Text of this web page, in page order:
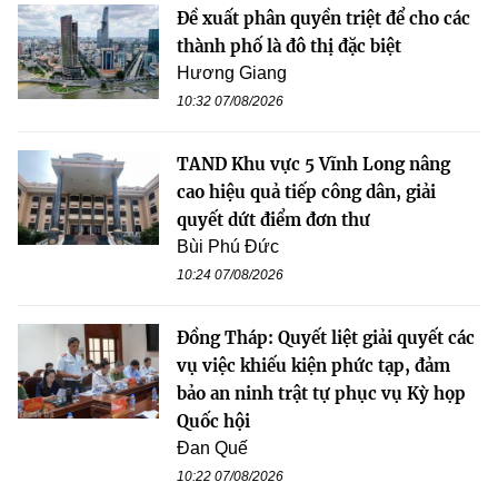
Đề xuất phân quyền triệt để cho các
thành phố là đô thị đặc biệt
Hương Giang
10:32 07/08/2026
TAND Khu vực 5 Vĩnh Long nâng
cao hiệu quả tiếp công dân, giải
quyết dứt điểm đơn thư
Bùi Phú Đức
10:24 07/08/2026
Đồng Tháp: Quyết liệt giải quyết các
vụ việc khiếu kiện phức tạp, đảm
bảo an ninh trật tự phục vụ Kỳ họp
Quốc hội
Đan Quế
10:22 07/08/2026